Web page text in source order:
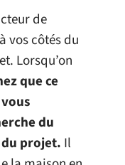
de
vos côtés du
Lorsqu’on
que ce
du
projet. Il